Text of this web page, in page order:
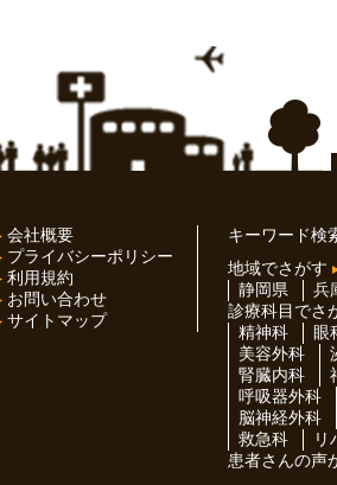
会社概要
プライバシーポリシー
利用規約
お問い合わせ
サイトマップ
キーワード検
地域でさがす
静岡県
兵
診療科目でさ
精神科
眼
美容外科
腎臓内科
呼吸器外科
脳神経外科
救急科
リ
患者さんの声